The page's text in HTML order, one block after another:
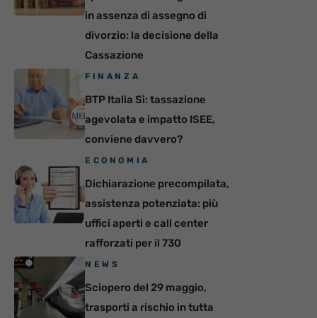
in assenza di assegno di
divorzio: la decisione della
Cassazione
FINANZA
BTP Italia Sì: tassazione
agevolata e impatto ISEE,
conviene davvero?
ECONOMIA
Dichiarazione precompilata,
assistenza potenziata: più
uffici aperti e call center
rafforzati per il 730
NEWS
Sciopero del 29 maggio,
trasporti a rischio in tutta